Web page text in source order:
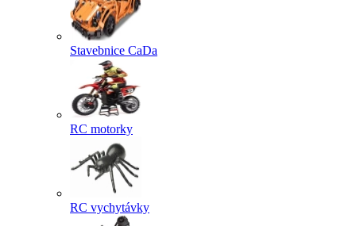
Stavebnice CaDa
RC motorky
RC vychytávky